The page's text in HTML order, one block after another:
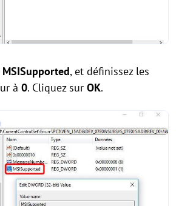
MSISupported, et définissez les
à 0. Cliquez sur OK.